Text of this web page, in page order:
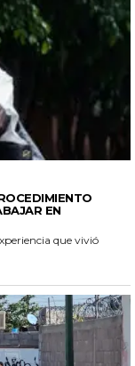
EN
que vivió